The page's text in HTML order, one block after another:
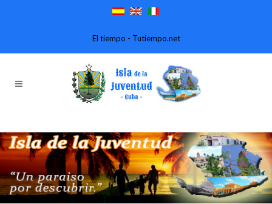
El tiempo - Tutiempo.net